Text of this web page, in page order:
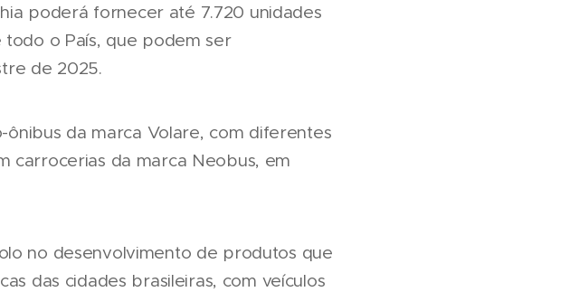
poderá fornecer até 7.720 unidades
todo o País, que podem ser
de 2025.
da marca Volare, com diferentes
carrocerias da marca Neobus, em
no desenvolvimento de produtos que
das cidades brasileiras, com veículos